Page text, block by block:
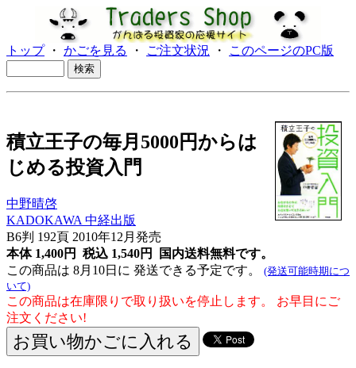
トップ・ かごを見る ・ ご注文状況 ・ このページのPC版
積立王子の毎月5000円からは
じめる投資入門
中野晴啓
KADOKAWA 中経出版
B6判 192頁 2010年12月発売
本体 1,400円 税込 1,540円
国内送料無料です。
この商品は 8月10日に 発送できる予定です。 (発送可能時期につ
いて)
この商品は在庫限りで取り扱いを停止します。 お早目にご
注文ください!